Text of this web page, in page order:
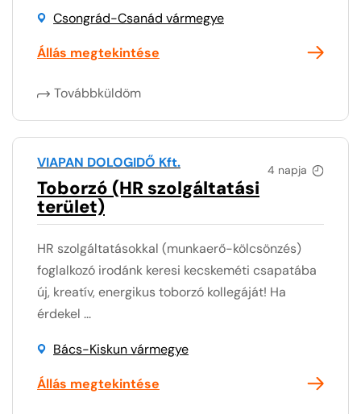
Csongrád-Csanád vármegye
Állás megtekintése
Továbbküldöm
4 napja
VIAPAN DOLOGIDŐ Kft.
Toborzó (HR szolgáltatási
terület)
HR szolgáltatásokkal (munkaerő-kölcsönzés)
foglalkozó irodánk keresi kecskeméti csapatába
új, kreatív, energikus toborzó kollegáját! Ha
érdekel ...
Bács-Kiskun vármegye
Állás megtekintése